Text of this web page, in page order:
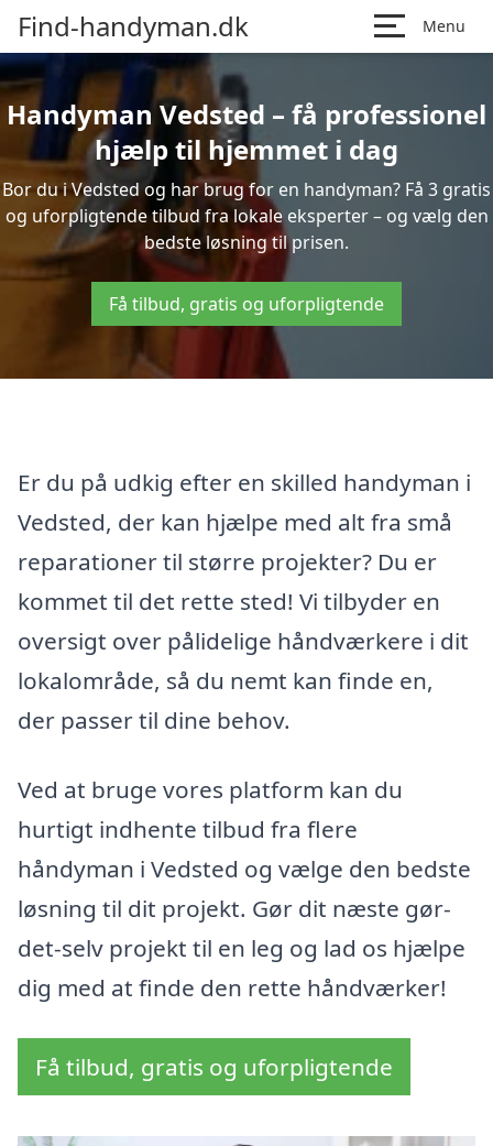
Find-handyman.dk Menu
Handyman Vedsted – få professionel
hjælp til hjemmet i dag
Bor du i Vedsted og har brug for en handyman? Få 3 gratis
og uforpligtende tilbud fra lokale eksperter – og vælg den
bedste løsning til prisen.
Få tilbud, gratis og uforpligtende
Er du på udkig efter en skilled handyman i
Vedsted, der kan hjælpe med alt fra små
reparationer til større projekter? Du er
kommet til det rette sted! Vi tilbyder en
oversigt over pålidelige håndværkere i dit
lokalområde, så du nemt kan finde en,
der passer til dine behov.
Ved at bruge vores platform kan du
hurtigt indhente tilbud fra flere
håndyman i Vedsted og vælge den bedste
løsning til dit projekt. Gør dit næste gør-
det-selv projekt til en leg og lad os hjælpe
dig med at finde den rette håndværker!
Få tilbud, gratis og uforpligtende